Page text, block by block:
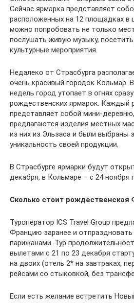
Сейчас ярмарка представляет
расположенных на 12 площадках в
можно попробовать не только
послушать живую музыку,
культурные мероприятия.
Недалеко от Страсбурга
очень красивый городок Кольмар.
недель город утопает в огнях
рождественских ярмарок. Каждый
представляет собой мини-
предлагаются изделия местных
из них из Эльзаса и были выбраны
уникальность своей продукции.
В Страсбурге ярмарки будут
декабря, в Кольмаре – с 24 ноября
Сколько стоит рождественская
Туроператор ICS Travel Group
Францию заранее и
парижанами. Тур
вылетами с 21 по 23 декабря
на двоих (отель 2* на завтраках,
рейсами со стыковкой, без
Если есть желание встретить